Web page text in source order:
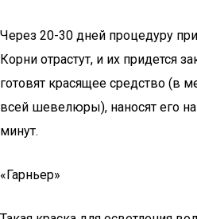
Через 20-30 дней процедуру
Корни отрастут, и их придется
готовят красящее средство (в
всей шевелюры), наносят его
минут.
«Гарньер»